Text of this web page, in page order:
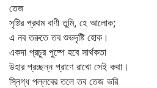
তেজ
সৃষ্টির প্রথম বাণী তুমি, হে আলোক;
এ নব তরুতে তব শুভদৃষ্টি হোক।
একদা প্রচুর পুষ্পে হবে সার্থকতা
উহার প্রচ্ছন্ন প্রাণে রাখো সেই কথা।
স্নিগ্ধ পল্লবের তলে তব তেজ ভরি